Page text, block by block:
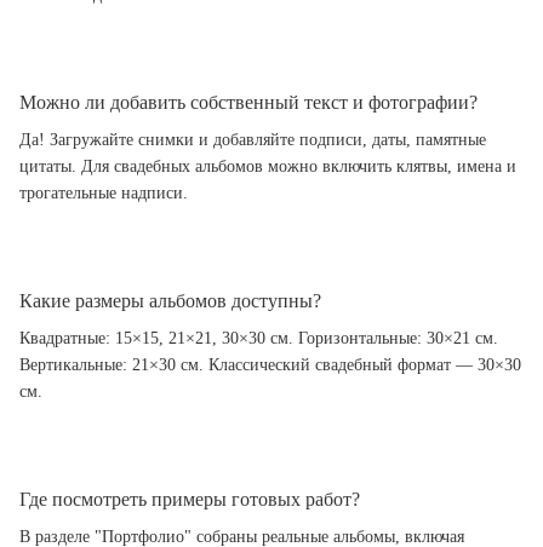
Можно ли добавить собственный текст и фотографии?
Да! Загружайте снимки и добавляйте подписи, даты, памятные
цитаты. Для свадебных альбомов можно включить клятвы, имена и
трогательные надписи.
Какие размеры альбомов доступны?
Квадратные: 15×15, 21×21, 30×30 см. Горизонтальные: 30×21 см.
Вертикальные: 21×30 см. Классический свадебный формат — 30×30
см.
Где посмотреть примеры готовых работ?
В разделе "Портфолио" собраны реальные альбомы, включая